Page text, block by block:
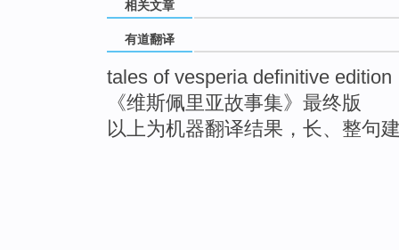
相关文章
有道翻译
tales of vesperia definitive edition
《维斯佩里亚故事集》最终版
以上为机器翻译结果，长、整句